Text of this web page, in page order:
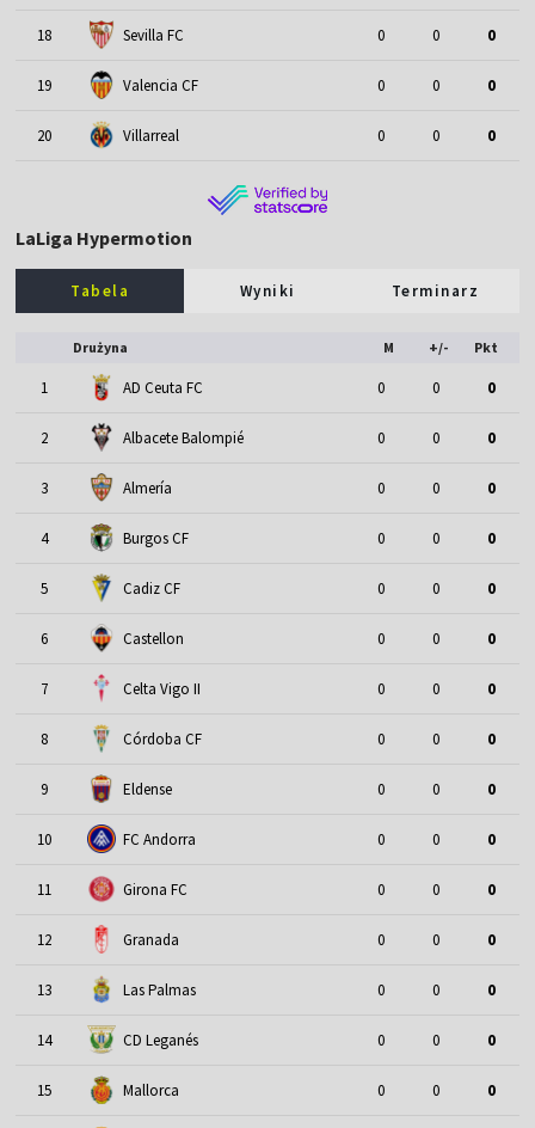
18 Sevilla FC 0 0 0
19 Valencia CF 0 0 0
20 Villarreal 0 0 0
LaLiga Hypermotion
Tabela Wyniki Terminarz
Drużyna M +/- Pkt
1 AD Ceuta FC 0 0 0
2 Albacete Balompié 0 0 0
3 Almería 0 0 0
4 Burgos CF 0 0 0
5 Cadiz CF 0 0 0
6 Castellon 0 0 0
7 Celta Vigo II 0 0 0
8 Córdoba CF 0 0 0
9 Eldense 0 0 0
10 FC Andorra 0 0 0
11 Girona FC 0 0 0
12 Granada 0 0 0
13 Las Palmas 0 0 0
14 CD Leganés 0 0 0
15 Mallorca 0 0 0